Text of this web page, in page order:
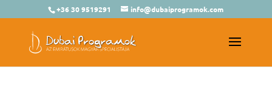
+36 30 9519291 info@dubaiprogramok.com